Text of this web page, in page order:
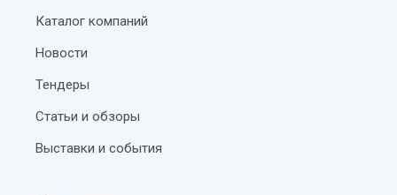
Каталог компаний
Новости
Тендеры
Статьи и обзоры
Выставки и события